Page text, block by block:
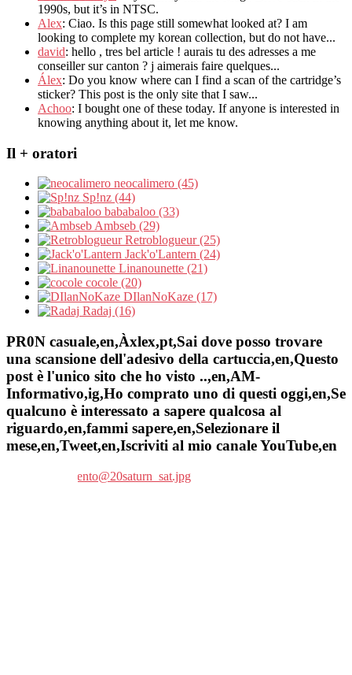
1990s, but it’s in NTSC.
Alex: Ciao. Is this page still somewhat looked at? I am
looking to complete my korean collection, but do not have...
david: hello , tres bel article ! aurais tu des adresses a me
conseiller sur canton ? j aimerais faire quelques...
Álex: Do you know where can I find a scan of the cartridge’s
sticker? This post is the only site that I saw...
Achoo: I bought one of these today. If anyone is interested in
knowing anything about it, let me know.
Il + oratori
neocalimero (45)
Sp!nz (44)
bababaloo (33)
Ambseb (29)
Retroblogueur (25)
Jack'o'Lantern (24)
Linanounette (21)
cocole (20)
DIlanNoKaze (17)
Radaj (16)
PR0N casuale,en,Àxlex,pt,Sai dove posso trovare
una scansione dell'adesivo della cartuccia,en,Questo
post è l'unico sito che ho visto ..,en,AM-
Informativo,ig,Ho comprato uno di questi oggi,en,Se
qualcuno è interessato a sapere qualcosa al
riguardo,en,fammi sapere,en,Selezionare il
mese,en,Tweet,en,Iscriviti al mio canale YouTube,en